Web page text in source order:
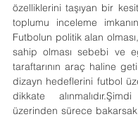
özelliklerini taşıyan bir
toplumu inceleme
Futbolun politik alan
sahip olması sebebi ve
taraftarının araç haline
dizayn hedeflerini futbol
dikkate
üzerinden sürece